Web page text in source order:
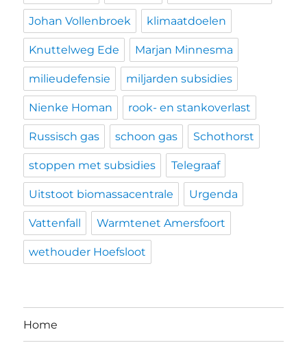
Johan Vollenbroek klimaatdoelen
Knuttelweg Ede Marjan Minnesma
milieudefensie miljarden subsidies
Nienke Homan rook- en stankoverlast
Russisch gas schoon gas Schothorst
stoppen met subsidies Telegraaf
Uitstoot biomassacentrale Urgenda
Vattenfall Warmtenet Amersfoort
wethouder Hoefsloot
Home